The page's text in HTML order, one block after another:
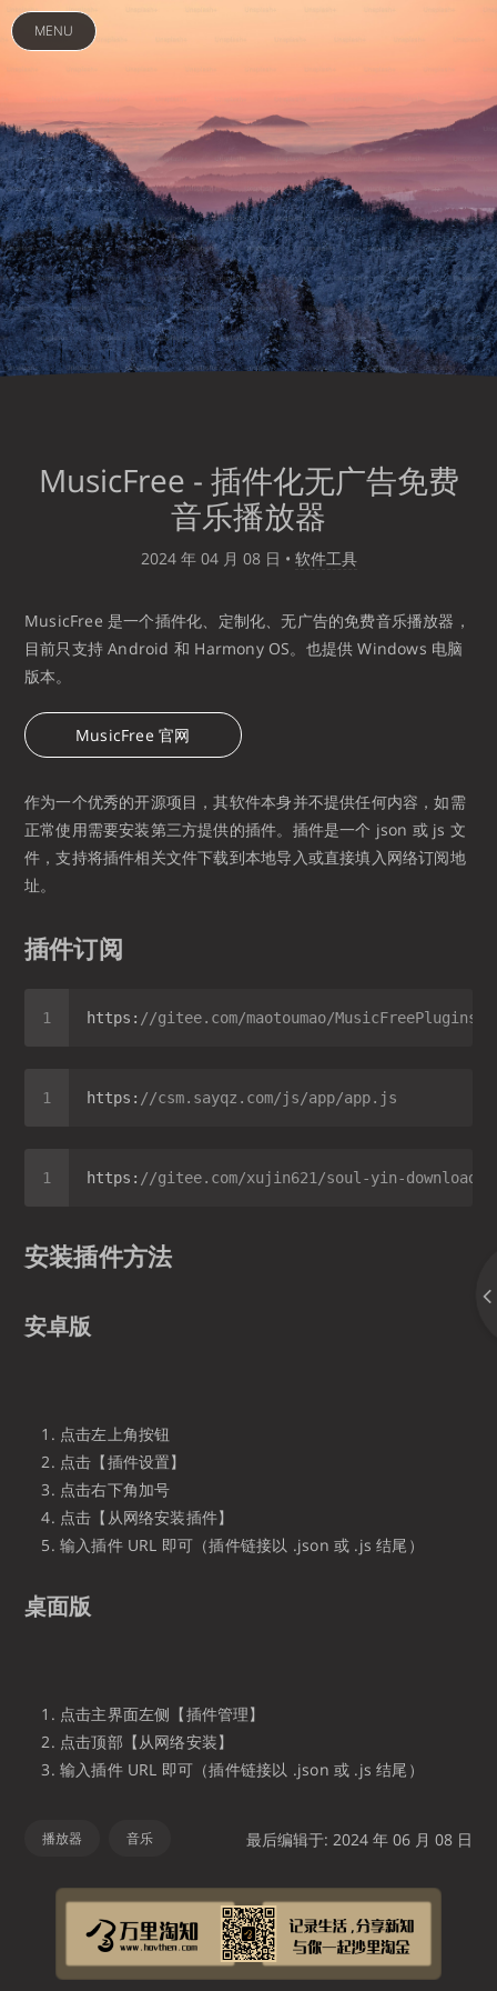
MENU
MusicFree - 插件化无广告免费
音乐播放器
2024 年 04 月 08 日 • 软件工具
MusicFree 是一个插件化、定制化、无广告的免费音乐播放器，
目前只支持 Android 和 Harmony OS。也提供 Windows 电脑
版本。
MusicFree 官网
作为一个优秀的开源项目，其软件本身并不提供任何内容，如需
正常使用需要安装第三方提供的插件。插件是一个 json 或 js 文
件，支持将插件相关文件下载到本地导入或直接填入网络订阅地
址。
插件订阅
https: //gitee.com/maotoumao/
https: //csm.sayqz.com/js/app/app.js
https: //gitee.com/xujin621/soul-yin-download-
安装插件方法
安卓版
点击左上角按钮
点击【插件设置】
点击右下角加号
点击【从网络安装插件】
输入插件 URL 即可（插件链接以 .json 或 .js 结尾）
桌面版
点击主界面左侧【插件管理】
点击顶部【从网络安装】
输入插件 URL 即可（插件链接以 .json 或 .js 结尾）
播放器 音乐 最后编辑于: 2024 年 06 月 08 日